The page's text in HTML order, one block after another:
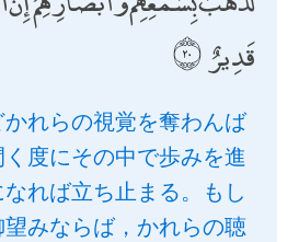
قَدِيرٌ
れらの視覚を奪わんば
度にその中で歩みを進
れば立ち止まる。もし
みならば，かれらの聴